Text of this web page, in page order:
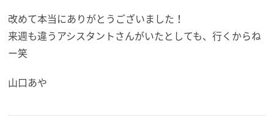
改めて本当にありがとうございました！
来週も違うアシスタントさんがいたとしても、行くからね
ー笑
山口あや